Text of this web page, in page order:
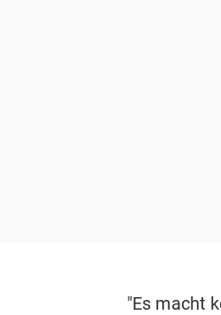
"Es macht